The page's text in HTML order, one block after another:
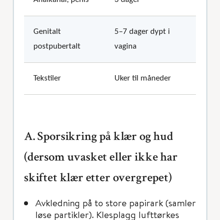
Genitalt
postpubertalt
5–7 dager dypt i
vagina
Tekstiler Uker til måneder
A. Sporsikring på klær og hud
(dersom uvasket eller ikke har
skiftet klær etter overgrepet)
Avkledning på to store papirark (samler
løse partikler). Klesplagg lufttørkes